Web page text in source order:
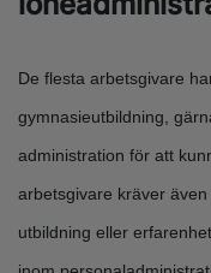
De flesta arbetsgivare
gymnasieutbildning,
administration för att
arbetsgivare kräver
utbildning eller